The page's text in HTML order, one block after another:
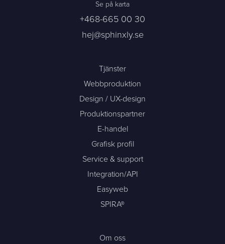
Se på karta
+468-665 00 30
hej@sphinxly.se
Tjänster
Webbproduktion
Design / UX-design
Produktionspartner
E-handel
Grafisk profil
Service & support
Integration/API
Easyweb
SPIRA®
Om oss